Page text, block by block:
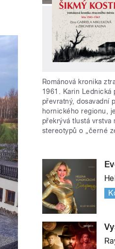
Románová kronika
1961. Karin Lednická
převratný, dosavadní
hornického regionu,
překrývá tlustá vrstva
stereotypů o „černé